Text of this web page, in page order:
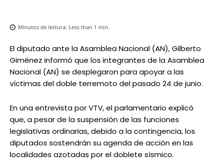
Minutos de lectura: Less than 1 min.
El diputado ante la Asamblea Nacional (AN), Gilberto
Giménez informó que los integrantes de la Asamblea
Nacional (AN) se desplegaron para apoyar a las
víctimas del doble terremoto del pasado 24 de junio.
En una entrevista por VTV, el parlamentario explicó
que, a pesar de la suspensión de las funciones
legislativas ordinarias, debido a la contingencia, los
diputados sostendrán su agenda de acción en las
localidades azotadas por el doblete sísmico.